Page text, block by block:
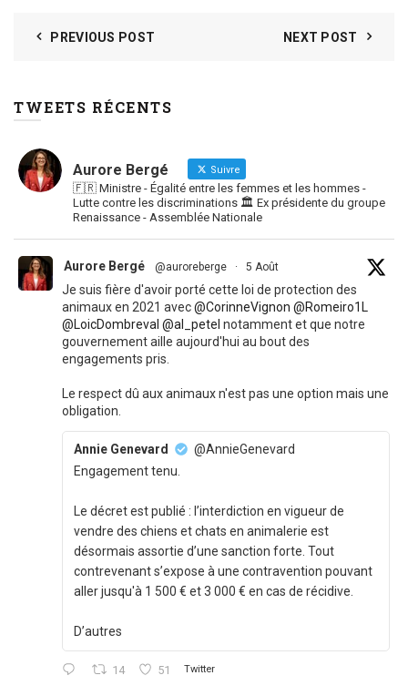
PREVIOUS POST NEXT POST
TWEETS RÉCENTS
Aurore Bergé Suivre
🇫🇷 Ministre - Égalité entre les femmes et les hommes -
Lutte contre les discriminations 🏛 Ex présidente du groupe
Renaissance - Assemblée Nationale
Aurore Bergé @auroreberge · 5 Août
Je suis fière d'avoir porté cette loi de protection des
animaux en 2021 avec@CorinneVignon @Romeiro1L
@LoicDombreval @al_petel notamment et que notre
gouvernement aille aujourd'hui au bout des
engagements pris.
Le respect dû aux animaux n'est pas une option mais une
obligation.
Annie Genevard
@AnnieGenevard
Engagement tenu.
Le décret est publié : l’interdiction en vigueur de
vendre des chiens et chats en animalerie est
désormais assortie d’une sanction forte. Tout
contrevenant s’expose à une contravention pouvant
aller jusqu'à 1 500 € et 3 000 € en cas de récidive.
D’autres
14 51 Twitter